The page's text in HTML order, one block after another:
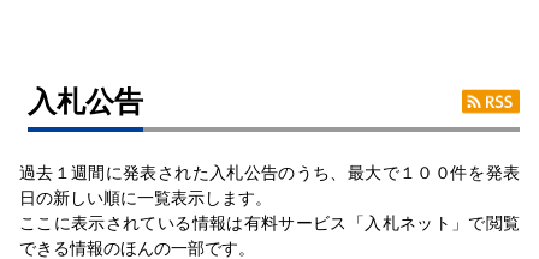
入札公告
過去１週間に発表された入札公告のうち、最大で１００件を発表
日の新しい順に一覧表示します。
ここに表示されている情報は有料サービス「入札ネット」で閲覧
できる情報のほんの一部です。